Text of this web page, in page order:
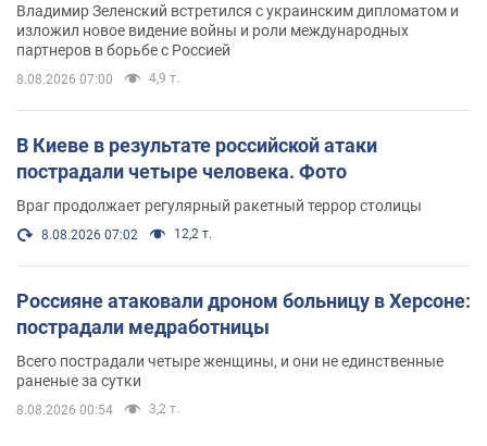
Владимир Зеленский встретился с украинским дипломатом и
изложил новое видение войны и роли международных
партнеров в борьбе с Россией
8.08.2026 07:00 4,9 т.
В Киеве в результате российской атаки
пострадали четыре человека. Фото
Враг продолжает регулярный ракетный террор столицы
8.08.2026 07:02 12,2 т.
Россияне атаковали дроном больницу в Херсоне:
пострадали медработницы
Всего пострадали четыре женщины, и они не единственные
раненые за сутки
8.08.2026 00:54 3,2 т.